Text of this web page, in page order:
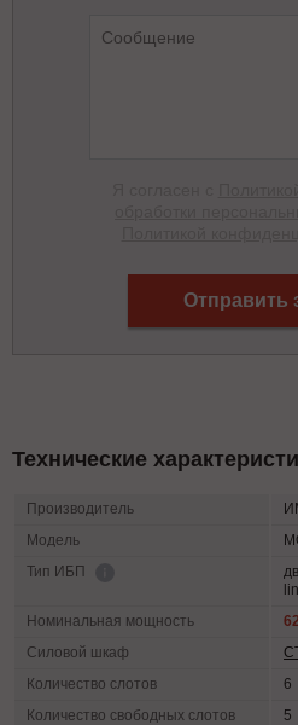
Отправить
Технические
Производитель
Модель
Тип ИБП
Номинальная мощность
Силовой шкаф
Количество слотов
6
Количество свободных слотов
5